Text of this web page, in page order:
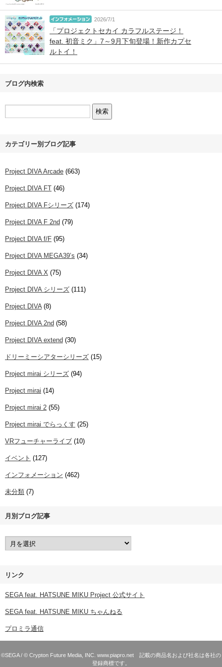
2026/7/1
「プロジェクトセカイ カラフルステージ！
feat. 初音ミク」7～9月下旬登場！新作カプセ
ルトイ！
ブログ内検索
カテゴリー別ブログ記事
Project DIVA Arcade (663)
Project DIVA FT (46)
Project DIVA Fシリーズ (174)
Project DIVA F 2nd (79)
Project DIVA f/F (95)
Project DIVA MEGA39’s (34)
Project DIVA X (75)
Project DIVA シリーズ (111)
Project DIVA(8)
Project DIVA 2nd (58)
Project DIVA extend (30)
ドリーミーシアターシリーズ (15)
Project mirai シリーズ (94)
Project mirai (14)
Project mirai 2 (55)
Project mirai でらっくす (25)
VRフューチャーライブ (10)
イベント (127)
インフォメーション (462)
未分類 (7)
月別ブログ記事
リンク
SEGA feat. HATSUNE MIKU Project 公式サイト
SEGA feat. HATSUNE MIKU ちゃんねる
プロミラ通信
©SEGA / © Crypton Future Media, INC. www.piapro.net 記載の商品名および社名は各社の
登録商標です。